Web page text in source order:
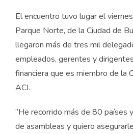
El encuentro tuvo lugar el
Parque Norte, de la Ciudad de
llegaron más de tres mil
empleados, gerentes y
financiera que es miembro de la
ACI.
“He recorrido más de 80 países
de asambleas y quiero